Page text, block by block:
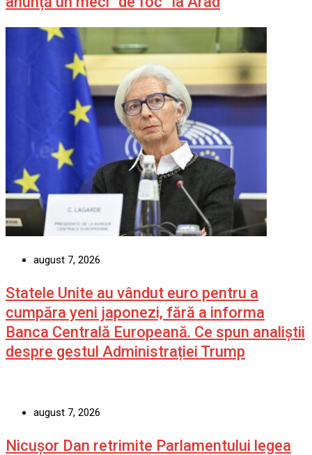
august 7, 2026
Statele Unite au vândut euro pentru a
cumpăra yeni japonezi, fără a informa
Banca Centrală Europeană. Ce spun analiștii
despre gestul Administrației Trump
august 7, 2026
Nicușor Dan retrimite Parlamentului legea